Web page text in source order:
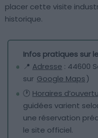
placer cette visite
historique.
Infos pratiques sur
📍 Adresse : 44600
sur Google Maps)
🕐 Horaires
guidées varient
une réservation
le site officiel.